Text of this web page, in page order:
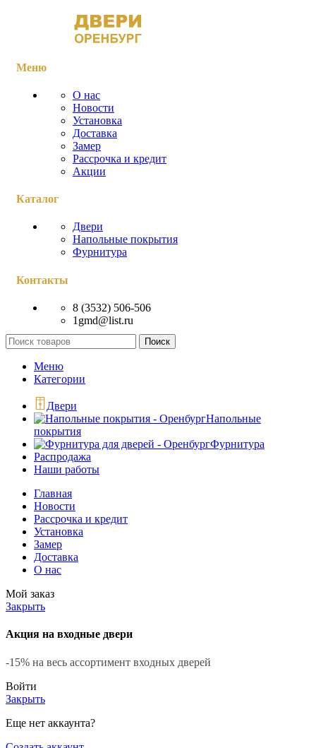
Меню
О нас
Новости
Установка
Доставка
Замер
Рассрочка и кредит
Акции
Каталог
Двери
Напольные покрытия
Фурнитура
Контакты
8 (3532) 506-506
1gmd@list.ru
Поиск
Меню
Категории
Двери
Напольные
покрытия
Фурнитура
Распродажа
Наши работы
Главная
Новости
Рассрочка и кредит
Установка
Замер
Доставка
О нас
Мой заказ
Закрыть
Акция на входные двери
-15% на весь ассортимент входных дверей
Войти
Закрыть
Еще нет аккаунта?